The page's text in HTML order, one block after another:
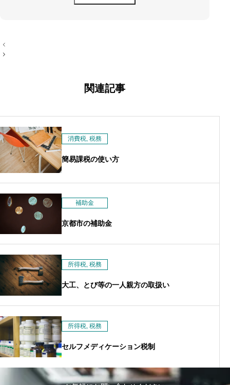
投
稿
関連記事
消費税, 税務
簡易課税の使い方
補助金
京都市の補助金
所得税, 税務
大工、とび等の一人親方の取扱い
所得税, 税務
セルフメディケーション税制